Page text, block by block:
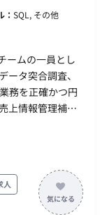
： SQL, その他
ームの一員とし
ータ突合調査、
務を正確かつ円
は分担して対応
作業
管理画面から売
ロードする作業
タとの突合・差
人